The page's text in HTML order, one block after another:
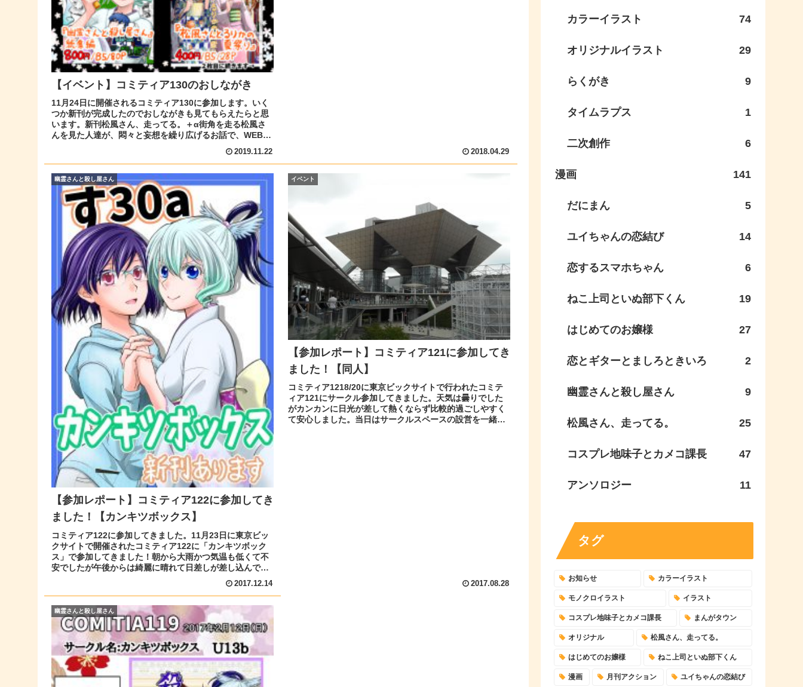
【イベント】コミティア130のおしながき
11月24日に開催されるコミティア130に参加します。いく
つか新刊が完成したのでおしながきも見てもらえたらと思
います。新刊松風さん、走ってる。＋α街角を走る松風さ
んを見た人達が、悶々と妄想を繰り広げるお話で、WEBコ
2019.11.22 2018.04.29
幽霊さんと殺し屋さん
【参加レポート】コミティア122に参加してき
ました！【カンキツボックス】
コミティア122に参加してきました。11月23日に東京ビッ
クサイトで開催されたコミティア122に「カンキツボック
ス」で参加してきました！朝から大雨かつ気温も低くて不
安でしたが午後からは綺麗に晴れて日差しが差し込んでサ
2017.12.14
イベント
【参加レポート】コミティア121に参加してき
ました！【同人】
コミティア1218/20に東京ビックサイトで行われたコミテ
ィア121にサークル参加してきました。天気は曇りでした
がカンカンに日光が差して熱くならず比較的過ごしやすく
て安心しました。当日はサークルスペースの設営を一緒に
2017.08.28
幽霊さんと殺し屋さん
カラーイラスト 74
オリジナルイラスト 29
らくがき 9
タイムラプス 1
二次創作 6
漫画 141
だにまん 5
ユイちゃんの恋結び 14
恋するスマホちゃん 6
ねこ上司といぬ部下くん 19
はじめてのお嬢様 27
恋とギターとましろときいろ 2
幽霊さんと殺し屋さん 9
松風さん、走ってる。 25
コスプレ地味子とカメコ課長 47
アンソロジー 11
タグ
お知らせ カラーイラスト
モノクロイラスト イラスト
コスプレ地味子とカメコ課長 まんがタウン
オリジナル 松風さん、走ってる。
はじめてのお嬢様 ねこ上司といぬ部下くん
漫画 月刊アクション ユイちゃんの恋結び